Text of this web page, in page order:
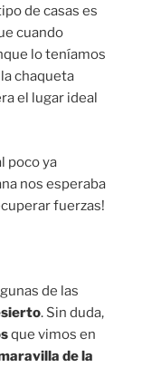
de casas es
cuando
lo teníamos
chaqueta
el lugar ideal
poco ya
nos esperaba
fuerzas!
de las
. Sin duda,
que vimos en
de la